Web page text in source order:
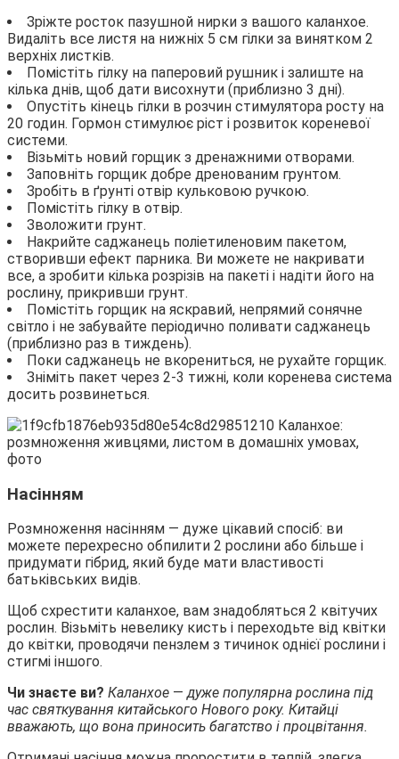
Зріжте росток пазушной нирки з вашого каланхое.
Видаліть все листя на нижніх 5 см гілки за винятком 2
верхніх листків.
Помістіть гілку на паперовий рушник і залиште на
кілька днів, щоб дати висохнути (приблизно 3 дні).
Опустіть кінець гілки в розчин стимулятора росту на
20 годин. Гормон стимулює ріст і розвиток кореневої
системи.
Візьміть новий горщик з дренажними отворами.
Заповніть горщик добре дренованим грунтом.
Зробіть в ґрунті отвір кульковою ручкою.
Помістіть гілку в отвір.
Зволожити грунт.
Накрийте саджанець поліетиленовим пакетом,
створивши ефект парника. Ви можете не накривати
все, а зробити кілька розрізів на пакеті і надіти його на
рослину, прикривши грунт.
Помістіть горщик на яскравий, непрямий сонячне
світло і не забувайте періодично поливати саджанець
(приблизно раз в тиждень).
Поки саджанець не вкорениться, не рухайте горщик.
Зніміть пакет через 2-3 тижні, коли коренева система
досить розвинеться.
Насінням
Розмноження насінням — дуже цікавий спосіб: ви
можете перехресно обпилити 2 рослини або більше і
придумати гібрид, який буде мати властивості
батьківських видів.
Щоб схрестити каланхое, вам знадобляться 2 квітучих
рослин. Візьміть невелику кисть і переходьте від квітки
до квітки, проводячи пензлем з тичинок однієї рослини і
стигмі іншого.
Чи знаєте ви? Каланхое — дуже популярна рослина під
час святкування китайського Нового року. Китайці
вважають, що вона приносить багатство і процвітання.